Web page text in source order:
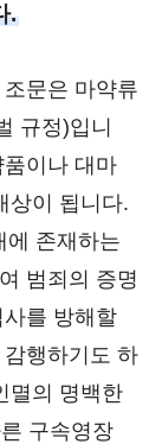
.
문은 마약류
규정)입니
이나 대마
상이 됩니다.
에 존재하는
범죄의 증명
를 방해할
행하기도 하
멸의 명백한
구속영장